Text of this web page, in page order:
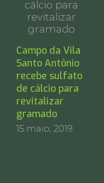
Campo da Vila
Santo Antônio
recebe sulfato
de cálcio para
revitalizar
gramado
15 maio, 2019